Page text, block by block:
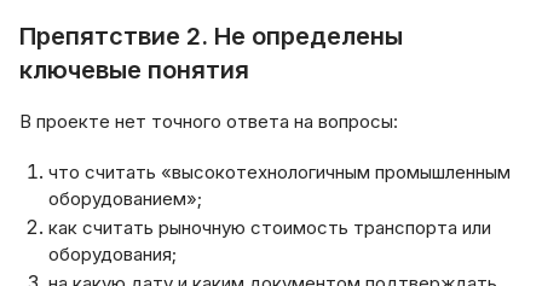
Препятствие 2. Не определены
ключевые понятия
В проекте нет точного ответа на вопросы:
что считать «высокотехнологичным промышленным
оборудованием»;
как считать рыночную стоимость транспорта или
оборудования;